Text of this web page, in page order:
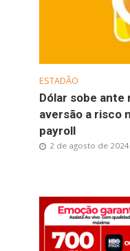
ESTADÃO
Dólar sobe
aversão a risco
payroll
2 de agosto de